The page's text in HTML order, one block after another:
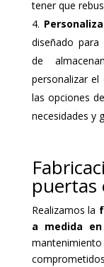
tener que
diseñado para
de
personalizar
las opciones
necesidades y
puertas
Realizamos la
a medida